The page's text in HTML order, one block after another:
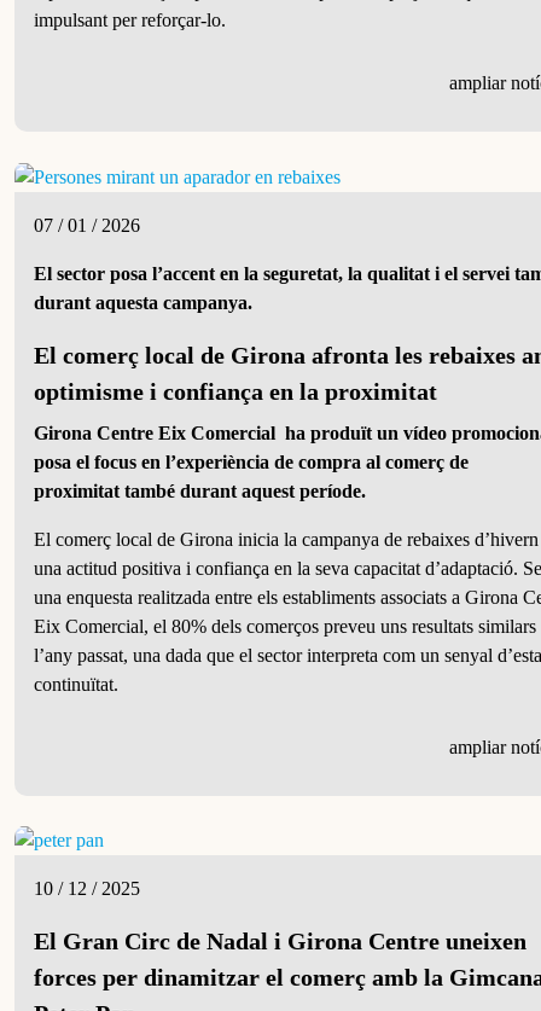
impulsant per reforçar-lo.
ampliar
07 / 01 / 2026
El sector posa l’accent en la seguretat, la qualitat i el servei
durant aquesta campanya.
El comerç local de Girona afronta les rebaixes
optimisme i confiança en la proximitat
Girona Centre Eix Comercial ha produït un vídeo
posa el focus en l’experiència de compra al comerç de
proximitat també durant aquest període.
El comerç local de Girona inicia la campanya de rebaixes
una actitud positiva i confiança en la seva capacitat d’adaptació.
una enquesta realitzada entre els establiments associats a Girona
Eix Comercial, el 80% dels comerços preveu uns resultats similars
l’any passat, una dada que el sector interpreta com un senyal
continuïtat.
ampliar
10 / 12 / 2025
El Gran Circ de Nadal i Girona Centre uneixen
forces per dinamitzar el comerç amb la